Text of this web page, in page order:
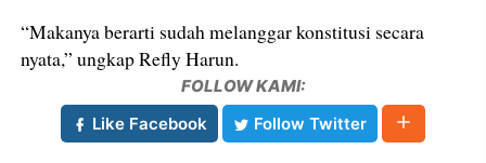
“Makanya berarti sudah melanggar konstitusi secara
nyata,” ungkap Refly Harun.
FOLLOW KAMI:
Like Facebook
Follow Twitter